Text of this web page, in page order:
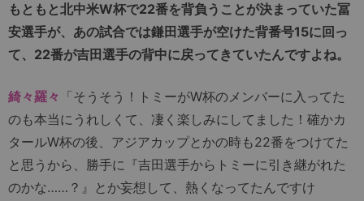
もともと北中米W杯で22番を背負うことが決まっていた冨
安選手が、あの試合では鎌田選手が空けた背番号15に回っ
て、22番が吉田選手の背中に戻ってきていたんですよね。
綺々羅々 「そうそう！トミーがW杯のメンバーに入ってた
のも本当にうれしくて、凄く楽しみにしてました！確かカ
タールW杯の後、アジアカップとかの時も22番をつけてた
と思うから、勝手に『吉田選手からトミーに引き継がれた
のかな……？』とか妄想して、熱くなってたんですけ